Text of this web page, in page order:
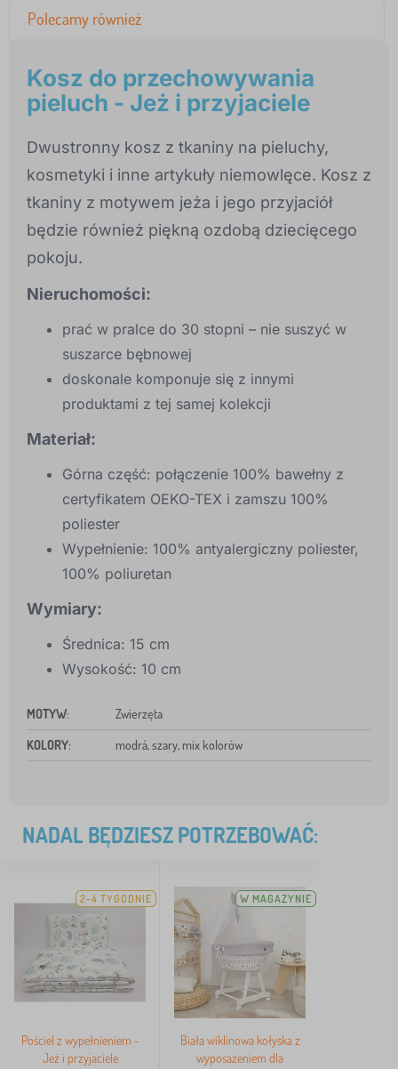
Polecamy również
Kosz do przechowywania
pieluch - Jeż i przyjaciele
Dwustronny kosz z tkaniny na pieluchy,
kosmetyki i inne artykuły niemowlęce. Kosz z
tkaniny z motywem jeża i jego przyjaciół
będzie również piękną ozdobą dziecięcego
pokoju.
Nieruchomości:
prać w pralce do 30 stopni – nie suszyć w
suszarce bębnowej
doskonale komponuje się z innymi
produktami z tej samej kolekcji
Materiał:
Górna część: połączenie 100% bawełny z
certyfikatem OEKO-TEX i zamszu 100%
poliester
Wypełnienie: 100% antyalergiczny poliester,
100% poliuretan
Wymiary:
Średnica: 15 cm
Wysokość: 10 cm
MOTYW: Zwierzęta
KOLORY: modrá, szary, mix kolorów
NADAL BĘDZIESZ POTRZEBOWAĆ:
2-4 TYGODNIE
Pościel z wypełnieniem -
Jeż i przyjaciele
W MAGAZYNIE
Biała wiklinowa kołyska z
wyposażeniem dla